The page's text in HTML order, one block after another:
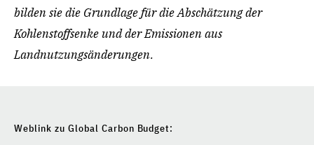
bilden sie die Grundlage für die Abschätzung der
Kohlenstoffsenke und der Emissionen aus
Landnutzungsänderungen.
Weblink zu Global Carbon Budget: